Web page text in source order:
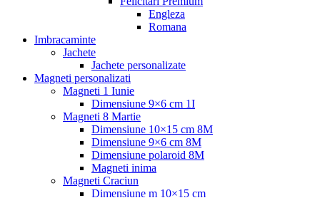
Engleza
Romana
Imbracaminte
Jachete
Jachete personalizate
Magneti personalizati
Magneti 1 Iunie
Dimensiune 9×6 cm 1I
Magneti 8 Martie
Dimensiune 10×15 cm 8M
Dimensiune 9×6 cm 8M
Dimensiune polaroid 8M
Magneti inima
Magneti Craciun
Dimensiune m 10×15 cm